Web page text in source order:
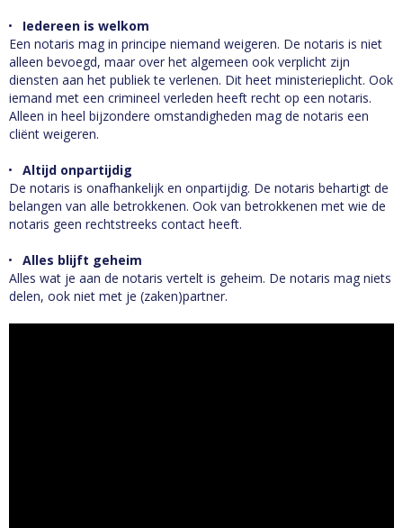
Iedereen is welkom
Een notaris mag in principe niemand weigeren. De notaris is niet
alleen bevoegd, maar over het algemeen ook verplicht zijn
diensten aan het publiek te verlenen. Dit heet ministerieplicht. Ook
iemand met een crimineel verleden heeft recht op een notaris.
Alleen in heel bijzondere omstandigheden mag de notaris een
cliënt weigeren.
Altijd onpartijdig
De notaris is onafhankelijk en onpartijdig. De notaris behartigt de
belangen van alle betrokkenen. Ook van betrokkenen met wie de
notaris geen rechtstreeks contact heeft.
Alles blijft geheim
Alles wat je aan de notaris vertelt is geheim. De notaris mag niets
delen, ook niet met je (zaken)partner.